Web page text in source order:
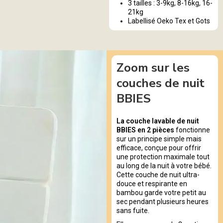
3 tailles : 3-9kg, 8-16kg, 16-
21kg
Labellisé Oeko Tex et Gots
Zoom sur les
couches de nuit
BBIES
La couche lavable de nuit
BBIES en 2 pièces fonctionne
sur un principe simple mais
efficace, conçue pour offrir
une protection maximale tout
au long de la nuit à votre bébé.
Cette couche de nuit ultra-
douce et respirante en
bambou garde votre petit au
sec pendant plusieurs heures
sans fuite.